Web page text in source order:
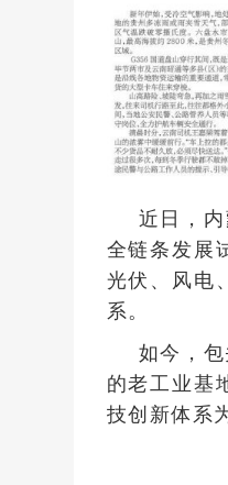
近日，
全链条发展
光伏、风电
系。
如今，
的老工业基
技创新体系